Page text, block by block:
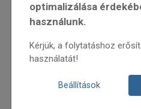
Programok:
18.00-tól 19:00-ig a 11
bemutatója
20.00-tól táncház az
optimalizálása
használunk.
Kérjük, a folytatáshoz
használatát!
Beállítások